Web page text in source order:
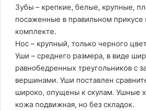
Зубы – крепкие, белые, крупные,
посаженные в правильном прикусе
комплекте.
Нос – крупный, только черного
Уши – среднего размера, в виде
равнобедренных треугольников с
вершинами. Уши поставлен
широко, опущены к скулам. Ушные
кожа подвижная, но без складок.